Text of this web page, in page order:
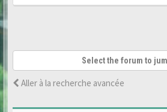
Select the forum to
Aller à la recherche avancée